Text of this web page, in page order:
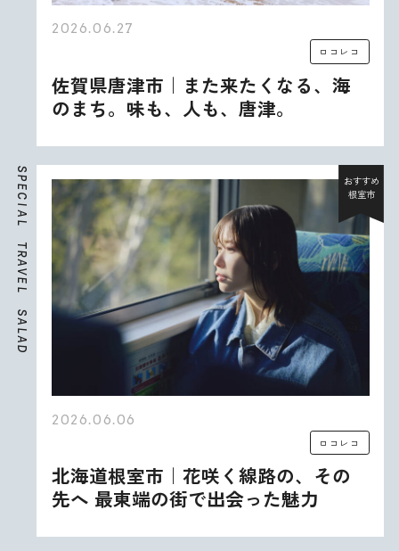
2026.06.27
ロコレコ
佐賀県唐津市｜また来たくなる、海
のまち。味も、人も、唐津。
S
P
E
C
I
A
L
T
R
A
V
E
L
S
A
L
A
D
おすすめ
根室市
2026.06.06
ロコレコ
北海道根室市｜花咲く線路の、その
先へ 最東端の街で出会った魅力